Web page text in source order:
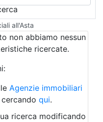
all'Asta
non abbiamo nessun
ricercate.
Agenzie immobiliari
qui.
ricerca modificando